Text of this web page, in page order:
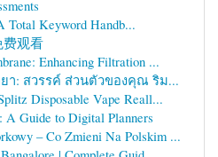
Total Keyword Handb...
观看
Enhancing Filtration ...
า: สวรรค์ ส่วนตัวของคุณ ริม...
Disposable Vape Reall...
A Guide to Digital Planners
– Co Zmieni Na Polskim ...